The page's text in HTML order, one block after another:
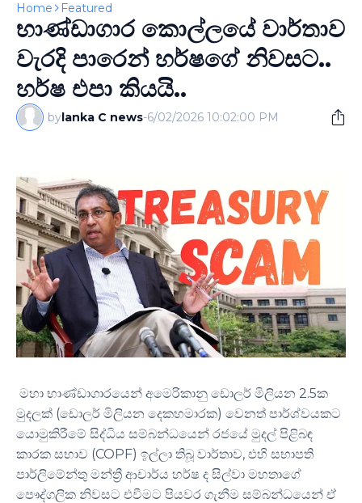
Home Featured
භාණ්ඩාගාර කොල්ලයේ වාර්තාව
වැරදි පාරෙන් හර්ෂගේ නිවසට..
හර්ෂ එපා කියයි..
bylanka C news-6/02/2026 10:02:00 PM
මහා භාණ්ඩාගාරයෙන් අමෙරිකානු ඩොලර් මිලියන 2.5ක
මුදලක් (ඩොලර් මිලියන දෙකහමාරක) වෙනත් පාර්ශ්වයකට
යොමුකිරීමේ සිද්ධිය සම්බන්ධයෙන් රජයේ මුදල් පිළිබඳ
කාරක සභාව (COPF) ඉල්ලා තිබූ වාර්තාව, එහි සභාපති
පාර්ලිමේන්තු මන්ත්‍රී ආචාර්ය හර්ෂ ද සිල්වා මහතාගේ
පෞද්ගලික නිවසට එවීමට පියවර ගැනීම සම්බන්ධයෙන් ඒ